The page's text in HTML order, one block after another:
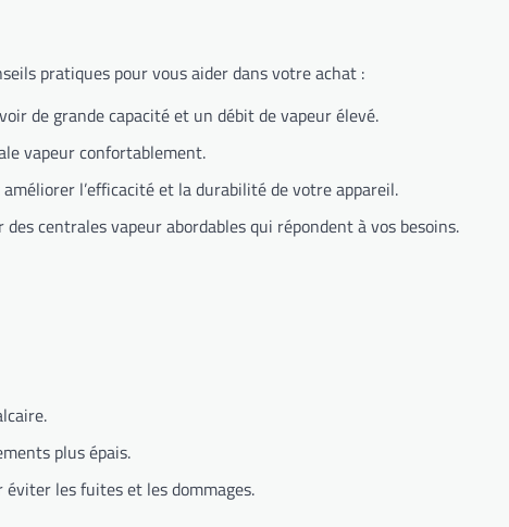
pratiques pour vous aider dans votre achat :
de grande capacité et un débit de vapeur élevé.
vapeur confortablement.
l’efficacité et la durabilité de votre appareil.
centrales vapeur abordables qui répondent à vos besoins.
plus épais.
les fuites et les dommages.